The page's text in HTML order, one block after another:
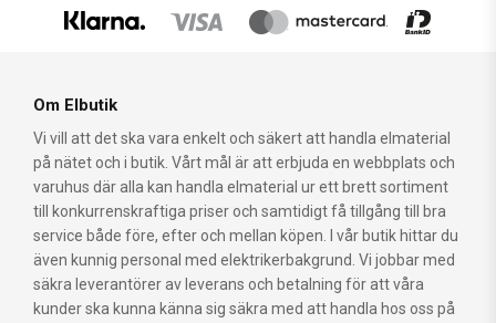
Om Elbutik
Vi vill att det ska vara enkelt och säkert att handla elmaterial
på nätet och i butik. Vårt mål är att erbjuda en webbplats och
varuhus där alla kan handla elmaterial ur ett brett sortiment
till konkurrenskraftiga priser och samtidigt få tillgång till bra
service både före, efter och mellan köpen. I vår butik hittar du
även kunnig personal med elektrikerbakgrund. Vi jobbar med
säkra leverantörer av leverans och betalning för att våra
kunder ska kunna känna sig säkra med att handla hos oss på